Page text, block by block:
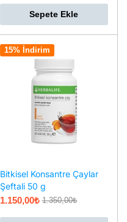
Sepete Ekle
15% İndirim
Bitkisel Konsantre Çaylar
Şeftali 50 g
1.350,00₺
1.150,00₺